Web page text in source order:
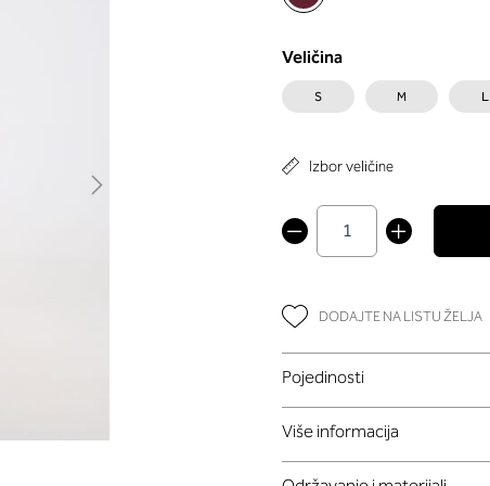
Veličina
S M L
Izbor veličine
DODAJTE NA LISTU ŽELJA
Pojedinosti
Više informacija